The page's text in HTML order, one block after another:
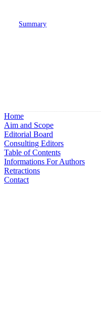
Summary
Home
Aim and Scope
Editorial Board
Consulting Editors
Table of Contents
Informations For Authors
Retractions
Contact